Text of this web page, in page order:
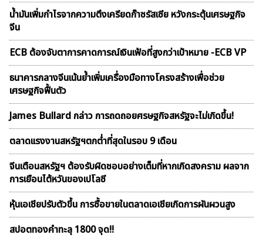
น้ำมันเพิ่มกำไรจากความตึงเครียดก๊าซรัสเซีย หวังกระตุ้นเศรษฐกิจ
จีน
ECB ต้องจับตาการคาดการณ์เงินเฟ้อที่สูงกว่าเป้าหมาย -ECB VP
ธนาคารกลางจีนเน้นย้ำเพิ่มเครื่องมือทางโครงสร้างเพื่อช่วย
เศรษฐกิจฟื้นตัว
James Bullard กล่าว การถดถอยศรษฐกิจสหรัฐจะไม่เกิดขึ้น!
ตลาดเเรงงานสหรัฐฯตกต่ำที่สุดในรอบ 9 เดือน
จีนเตือนสหรัฐฯ ต้องรับผิดชอบอย่างเต็มที่หากเกิดสงคราม ผลจาก
การเยือนไต้หวันของเปโลซี
หุ้นเอเชียปรับตัวขึ้น การซื้อขายในตลาดเอเชียเกิดการผันผวนสูง
สปอตทองคำทะลุ 1800 จุด!!